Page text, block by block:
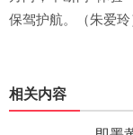
保驾护航。（朱爱玲
相关内容